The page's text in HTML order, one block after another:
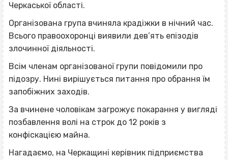
Черкаської області.
Організована група вчиняла крадіжки в нічний час.
Всього правоохоронці виявили дев’ять епізодів
злочинної діяльності.
Всім членам організованої групи повідомили про
підозру. Нині вирішується питання про обрання їм
запобіжних заходів.
За вчинене чоловікам загрожує покарання у вигляді
позбавлення волі на строк до 12 років з
конфіскацією майна.
Нагадаємо, на Черкащині керівник підприємства